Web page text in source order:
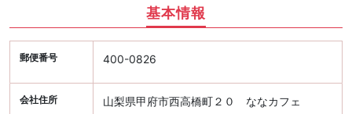
基本情報
郵便番号 400-0826
会社住所 山梨県甲府市西高橋町２０ ななカフェ